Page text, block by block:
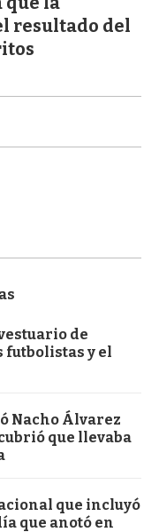
resultado del
de
futbolistas y el
Nacho Álvarez
que llevaba
que incluyó
que anotó en